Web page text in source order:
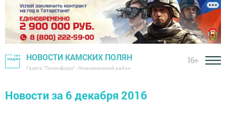
НОВОСТИ КАМСКИХ ПОЛЯН
Газета "Посинформ" - Нижнекамский район
16+
Новости за 6 декабря 2016